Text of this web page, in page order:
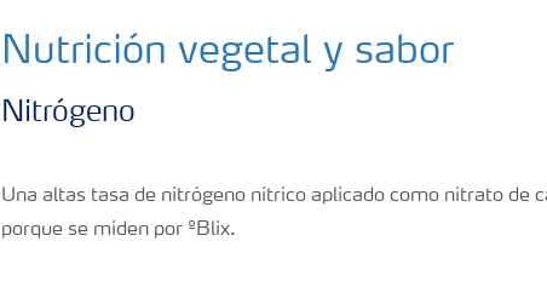
Nutrición vegetal y sabor
Nitrógeno
Una altas tasa de nitrógeno nítrico aplicado como nitrato de
porque se miden por ºBlix.